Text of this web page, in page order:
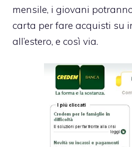
mensile, i giovani
carta per fare acquisti su
all’estero, e così via.